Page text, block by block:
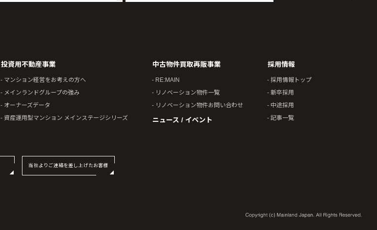
投資用不動産事業
- マンション経営をお考えの方へ
- メインランドグループの強み
- オーナーズデータ
- 資産運用型マンション メインステージシリーズ
中古物件買取再販事業
- RE:MAIN
- リノベーション物件一覧
- リノベーション物件お問い合わせ
ニュース / イベント
採用情報
- 採用情報トップ
- 新卒採用
- 中途採用
- 記事一覧
当社よりご連絡を差し上げたお客様